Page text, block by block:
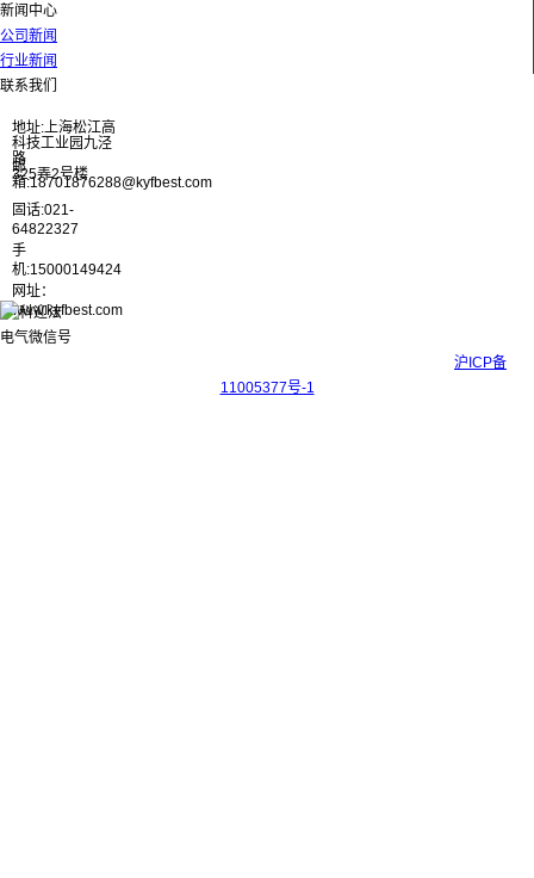
新闻中心
公司新闻
行业新闻
联系我们
地址:上海松江高
科技工业园九泾
路
325弄2号楼
邮
箱:18701876288@kyfbest.com
固话:021-
64822327
手
机:15000149424
网址：
www.kyfbest.com
沪ICP备
11005377号-1